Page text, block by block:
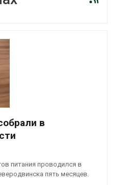
в
питания проводился в
пять месяцев.